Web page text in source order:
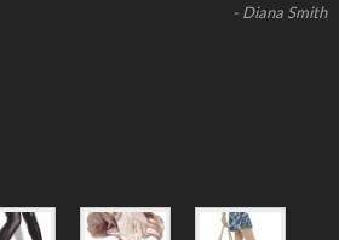
- Diana Smith